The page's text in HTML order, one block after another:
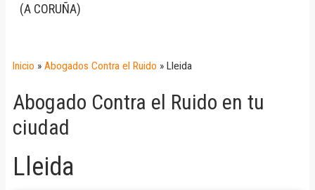
(A CORUÑA)
Inicio » Abogados Contra el Ruido » Lleida
Abogado Contra el Ruido en tu
ciudad
Lleida